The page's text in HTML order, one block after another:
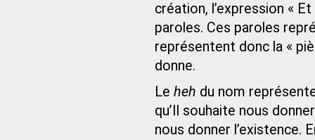
création, l’expression «
paroles. Ces paroles
représentent donc la «
donne.
Le heh du nom
qu’Il souhaite nous
nous donner l’existence.